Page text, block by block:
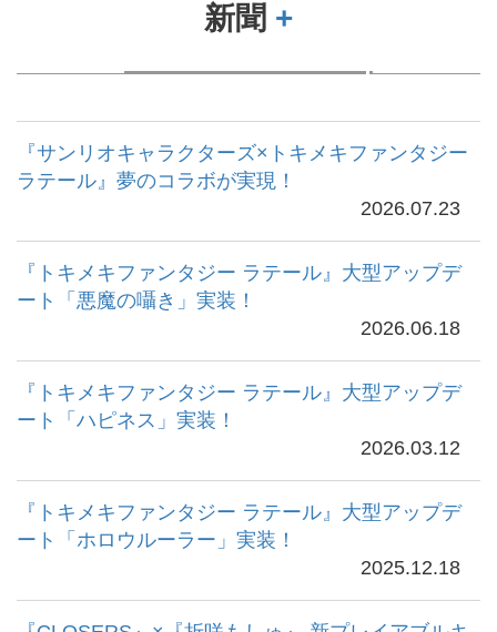
新聞 +
『サンリオキャラクターズ×トキメキファンタジー
ラテール』夢のコラボが実現！
2026.07.23
『トキメキファンタジー ラテール』大型アップデ
ート「悪魔の囁き」実装！
2026.06.18
『トキメキファンタジー ラテール』大型アップデ
ート「ハピネス」実装！
2026.03.12
『トキメキファンタジー ラテール』大型アップデ
ート「ホロウルーラー」実装！
2025.12.18